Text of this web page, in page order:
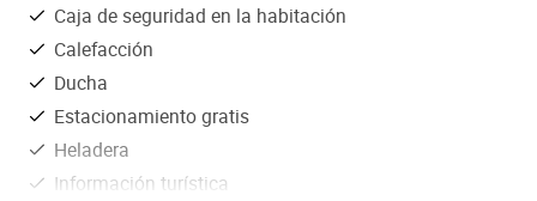
Caja de seguridad en la habitación
Calefacción
Ducha
Estacionamiento gratis
Heladera
Información turística